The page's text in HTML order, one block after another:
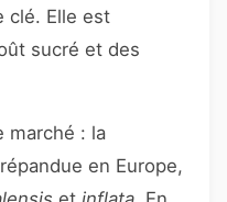
clé. Elle est
sucré et des
marché : la
en Europe,